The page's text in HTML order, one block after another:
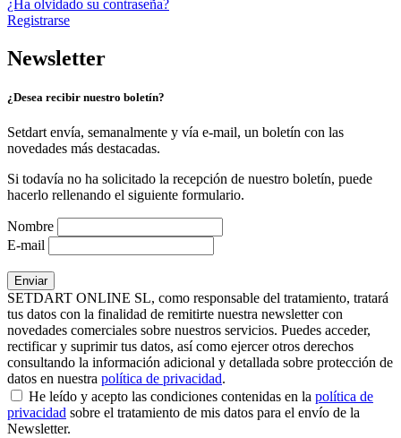
¿Ha olvidado su contraseña?
Registrarse
Newsletter
¿Desea recibir nuestro boletín?
Setdart envía, semanalmente y vía e-mail, un boletín con las
novedades más destacadas.
Si todavía no ha solicitado la recepción de nuestro boletín, puede
hacerlo rellenando el siguiente formulario.
Nombre
E-mail
SETDART ONLINE SL, como responsable del tratamiento, tratará
tus datos con la finalidad de remitirte nuestra newsletter con
novedades comerciales sobre nuestros servicios. Puedes acceder,
rectificar y suprimir tus datos, así como ejercer otros derechos
consultando la información adicional y detallada sobre protección de
datos en nuestra política de privacidad.
He leído y acepto las condiciones contenidas en la política de
privacidad sobre el tratamiento de mis datos para el envío de la
Newsletter.